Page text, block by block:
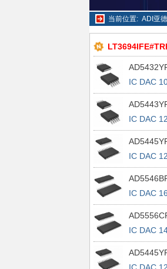
当前位置: ADI亚
IC DAC
IC DAC
IC DAC
IC DAC
IC DAC